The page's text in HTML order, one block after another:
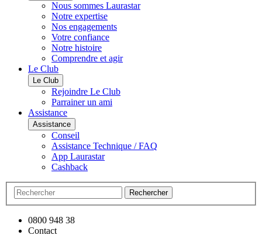
Nous sommes Laurastar
Notre expertise
Nos engagements
Votre confiance
Notre histoire
Comprendre et agir
Le Club
Le Club
Rejoindre Le Club
Parrainer un ami
Assistance
Assistance
Conseil
Assistance Technique / FAQ
App Laurastar
Cashback
Rechercher
0800 948 38
Contact